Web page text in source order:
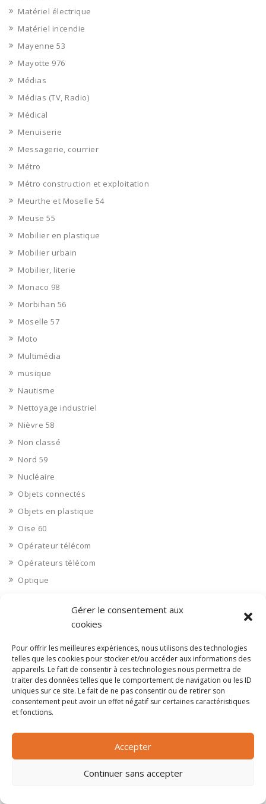
Gérer le consentement aux
cookies
Pour offrir les meilleures expériences, nous utilisons des technologies
telles que les cookies pour stocker et/ou accéder aux informations des
appareils. Le fait de consentir à ces technologies nous permettra de
traiter des données telles que le comportement de navigation ou les ID
uniques sur ce site. Le fait de ne pas consentir ou de retirer son
consentement peut avoir un effet négatif sur certaines caractéristiques
et fonctions.
Accepter
Continuer sans accepter
Matériel électrique
Matériel incendie
Mayenne 53
Mayotte 976
Médias
Médias (TV, Radio)
Médical
Menuiserie
Messagerie, courrier
Métro
Métro construction et exploitation
Meurthe et Moselle 54
Meuse 55
Mobilier en plastique
Mobilier urbain
Mobilier, literie
Monaco 98
Morbihan 56
Moselle 57
Moto
Multimédia
musique
Nautisme
Nettoyage industriel
Nièvre 58
Non classé
Nord 59
Nucléaire
Objets connectés
Objets en plastique
Oise 60
Opérateur télécom
Opérateurs télécom
Optique
Paramédical, compléments alimentaires
Paris 75
Pas de Calais 62
Pêche
Petite distribution
Pétrole
Pharmaceutique, médicaments
Pharmacie et vente d'articles médicaux